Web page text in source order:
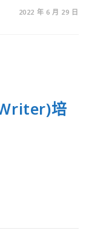
2022 年 6 月 29 日
培